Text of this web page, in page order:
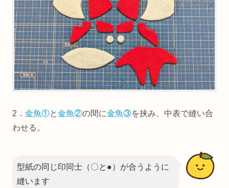
2． 金魚①と金魚②の間に金魚③を挟み、中表で縫い合
わせる。
型紙の同じ印同士（〇と●）が合うように
縫います